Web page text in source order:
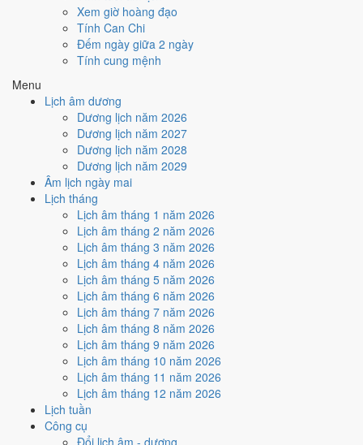
Xem giờ hoàng đạo
Tính Can Chi
Đếm ngày giữa 2 ngày
Tính cung mệnh
Menu
Lịch âm dương
Dương lịch năm 2026
Dương lịch năm 2027
Dương lịch năm 2028
Dương lịch năm 2029
Âm lịch ngày mai
Lịch tháng
Lịch âm tháng 1 năm 2026
Lịch âm tháng 2 năm 2026
Lịch âm tháng 3 năm 2026
Lịch âm tháng 4 năm 2026
Lịch âm tháng 5 năm 2026
Lịch âm tháng 6 năm 2026
Lịch âm tháng 7 năm 2026
Lịch âm tháng 8 năm 2026
Lịch âm tháng 9 năm 2026
Lịch âm tháng 10 năm 2026
Lịch âm tháng 11 năm 2026
Lịch âm tháng 12 năm 2026
Lịch tuần
Công cụ
Đổi lịch âm - dương
Cách tính ngày tốt
Ký hợp đồng - giao ước
Tốt
Ký hợp đồng - giao ước hôm nay ở
Ngày Hoàng Đạo.
Cách tính ngày tốt
🏗️
Động thổ - khởi công
Tốt
Động thổ - khởi công hôm nay ở
Hoàng Đạo.
Cách tính ngày tốt
🏡 Nhập trạch - vào nhà mới
Tốt
Nhập trạch - vào nhà mới hôm nay ở
Ngày Hoàng Đạo.
Cách tính ngày tốt
Mua xe - tậu xe
Tốt
Mua xe - tậu xe hôm nay ởmức tốt (6/10)
Hoàng Đạo.
Cách tính ngày tốt
Xuất hành - đi xa
Tốt
Xuất hành - đi xa hôm nay ở
Hoàng Đạo